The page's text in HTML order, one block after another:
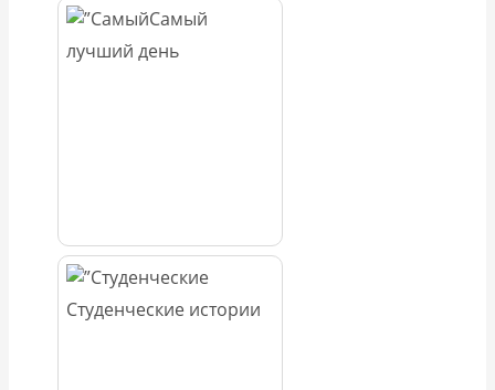
Самый
лучший день
Студенческие истории